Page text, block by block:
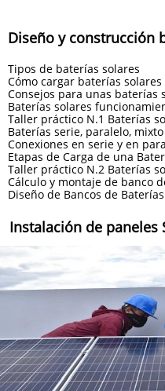
Diseño y construcción
Tipos de baterías solares
Cómo cargar baterías solares
Consejos para unas baterías
Baterías solares
Taller práctico N.1 Baterías
Baterías serie, paralelo, mixto
Conexiones en serie y en
Etapas de Carga de una
Taller práctico N.2 Baterías
Cálculo y montaje de banco
Diseño de Bancos de Baterías
Instalación de paneles